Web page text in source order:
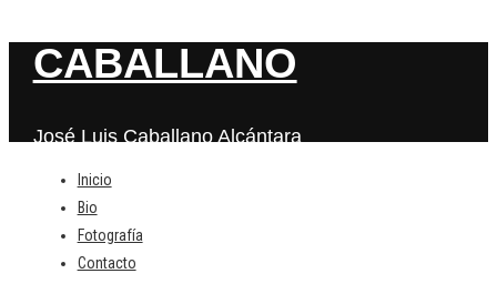
CABALLANO
José Luis Caballano Alcántara
Inicio
Bio
Fotografía
Contacto
Deja una respuesta